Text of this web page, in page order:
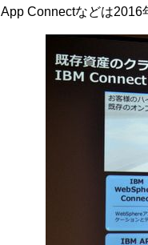
App Connectなどは2016